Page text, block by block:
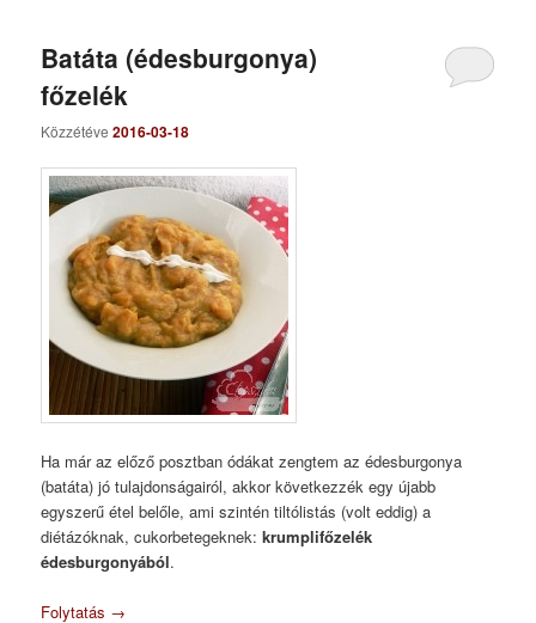
Batáta (édesburgonya)
főzelék
Közzétéve2016-03-18
Ha már az előző posztban ódákat zengtem az édesburgonya
(batáta) jó tulajdonságairól, akkor következzék egy újabb
egyszerű étel belőle, ami szintén tiltólistás (volt eddig) a
diétázóknak, cukorbetegeknek:krumplifőzelék
édesburgonyából.
Folytatás →